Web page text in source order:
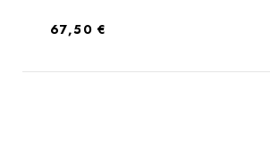
Regulärer Preis:
67,50 €